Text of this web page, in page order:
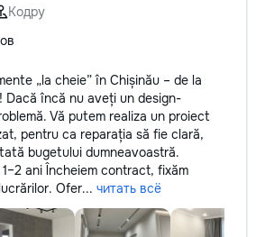
Кодру
„la cheie” în Chișinău – de la
Dacă încă nu aveți un design-
Vă putem realiza un proiect
pentru ca reparația să fie clară,
bugetului dumneavoastră.
ani Încheiem contract, fixăm
Ofer... читать всё